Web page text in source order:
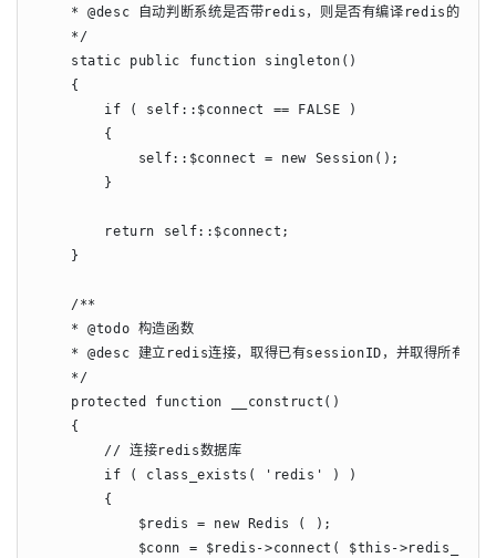
* @desc 自动判断系统是否带redis，则是否有编译redis的客户
    */
    static public function singleton()
    {
        if ( self::$connect == FALSE )
        {
            self::$connect = new Session();
        }
        return self::$connect;
    }
    /**
    * @todo 构造函数
* @desc 建立redis连接，取得已有sessionID，并取得所有
    */
    protected function __construct()
    {
        // 连接redis数据库
        if ( class_exists( 'redis' ) )
        {
            $redis = new Redis ( );
$conn = $redis->connect( $this-